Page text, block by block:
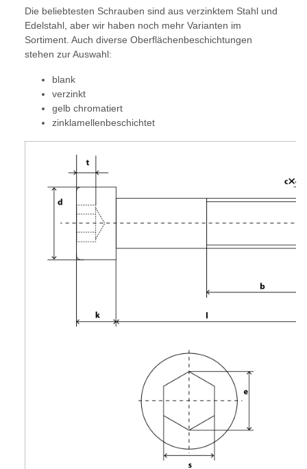
Die beliebtesten Schrauben sind aus verzinktem Stahl und
Edelstahl, aber wir haben noch mehr Varianten im
Sortiment. Auch diverse Oberflächenbeschichtungen
stehen zur Auswahl:
blank
verzinkt
gelb chromatiert
zinklamellenbeschichtet